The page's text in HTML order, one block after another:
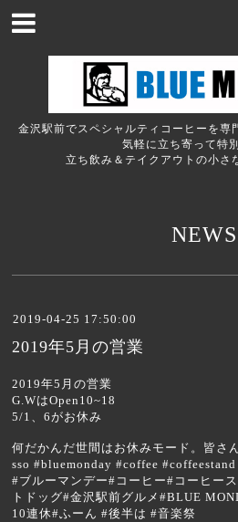
金沢駅前でスペシャルティコーヒーを専
気軽に立ち寄って特
立ち飲み＆テイクアウトの小さ
NEWS
2019-04-25 17:50:00
2019年5月の営業
2019年5月の営業
G.WはOpen10~18
5/1、6がお休み
何だかんだ世間はお休みモード。皆さ
sso #bluemonday #coffee
#ブルーマンデー#コーヒー#コーヒー
トドッグ#金沢駅前グルメ#BLUE
10連休#ふーん #後半は #音楽祭